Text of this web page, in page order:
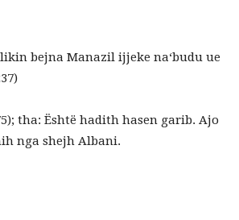
bejna Manazil ijjeke na‘budu ue
tha: Është hadith hasen garib. Ajo
nga shejh Albani.